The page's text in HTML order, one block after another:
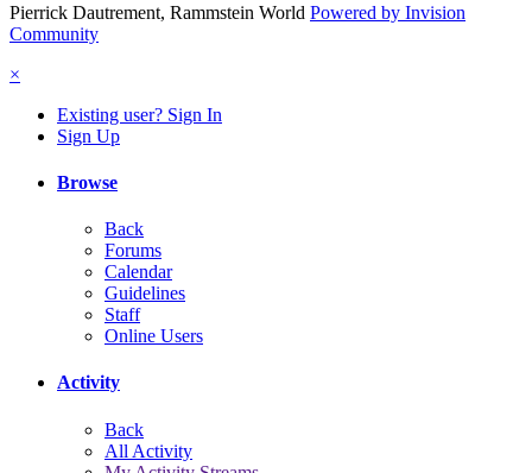
Pierrick Dautrement, Rammstein World Powered by Invision
Community
×
Existing user? Sign In
Sign Up
Browse
Back
Forums
Calendar
Guidelines
Staff
Online Users
Activity
Back
All Activity